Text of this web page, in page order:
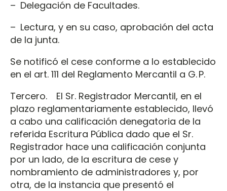
– Delegación de Facultades.
– Lectura, y en su caso, aprobación del acta
de la junta.
Se notificó el cese conforme a lo establecido
en el art. 111 del Reglamento Mercantil a G. P.
Tercero. El Sr. Registrador Mercantil, en el
plazo reglamentariamente establecido, llevó
a cabo una calificación denegatoria de la
referida Escritura Pública dado que el Sr.
Registrador hace una calificación conjunta
por un lado, de la escritura de cese y
nombramiento de administradores y, por
otra, de la instancia que presentó el